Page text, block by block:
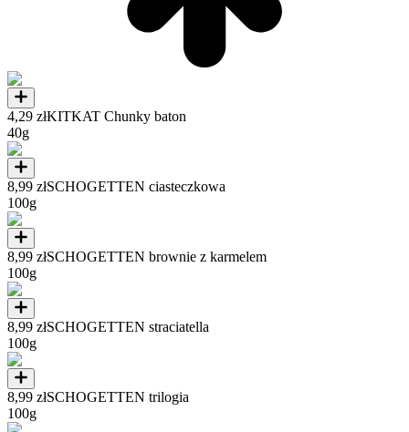
4,29 złKITKAT Chunky baton
40g
8,99 złSCHOGETTEN ciasteczkowa
100g
8,99 złSCHOGETTEN brownie z karmelem
100g
8,99 złSCHOGETTEN straciatella
100g
8,99 złSCHOGETTEN trilogia
100g